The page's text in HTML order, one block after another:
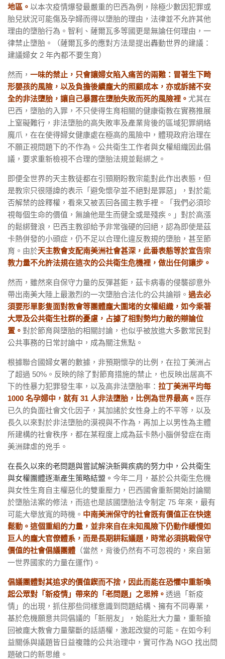
地區。 以本次疫情爆發最嚴重的巴西為例，除極少數因犯罪或
胎兒狀況可能傷及孕婦而得以墮胎的理由，法律並不允許其他
理由的墮胎行為。智利、薩爾瓦多等國更是無論任何理由，一
律禁止墮胎。（薩爾瓦多的應對方法是提出轟動世界的建議：
建議婦女 2 年內都不要生育）
然而， 一味的禁止，只會讓婦女陷入痛苦的兩難：冒著生下畸
形嬰孩的風險，以及負擔後續龐大的照顧成本，亦或訴諸不安
全的非法墮胎，讓自己暴露在墮胎失敗而死的風險裡。 尤其在
巴西，墮胎的入罪，不只使得生育相關的健康衛教在實務推展
上窒礙難行，非法墮胎的高失敗率及產業背後的區域犯罪網絡
魔爪，在在使得婦女健康處在極高的風險中，體現政府治理在
不願正視問題下的不作為。公共衛生工作者與女權組織因此倡
議，要求重新檢視不合理的墮胎法規並鬆綁之。
即便全世界的天主教徒都在引頸期盼教宗能對此作出表態，但
是教宗只很隱諱的表示「避免懷孕並不絕對是罪惡」，對於能
否解禁的詮釋權，看來又被丟回各國主教手裡。「我們必須珍
視每個生命的價值，無論他是生而健全或是殘疾。」對於高漲
的鬆綁聲浪，巴西主教卻給予非常強硬的回絕，認為即使是茲
卡熱併發的小頭症，仍不足以合理化違反教規的墮胎，甚至節
育。由於天主教會支配南美洲社會甚深，此番表態等於宣告宗
教力量不允許法規在這次的公共衛生危機裡，做出任何讓步。
然而，雖然來自保守力量的反彈甚鉅，茲卡病毒的侵襲卻意外
帶出南美大陸上最激烈的一次墮胎合法化的公共論辯。 過去必
須要形單影隻面對教會等團體龐大圍堵的女權組織，如今乘著
大眾及公共衛生社群的憂慮，占據了相對勢均力敵的辯論位
置。 對於節育與墮胎的相關討論，也似乎被放進大多數常民對
公共事務的日常討論中，成為關注焦點。
根據聯合國婦女署的數據，非預期懷孕的比例，在拉丁美洲占
了超過 50%。反映的除了對節育措施的禁止，也反映出居高不
下的性暴力犯罪發生率，以及高非法墮胎率： 拉丁美洲平均每
1000 名孕婦中，就有 31 人非法墮胎，比例為世界最高。 既存
已久的負面社會文化因子，其加諸於女性身上的不平等，以及
長久以來對於非法墮胎的漠視與不作為，再加上以男性為主體
所建構的社會秩序，都在某程度上成為茲卡熱小腦併發症在南
美洲肆虐的兇手。
在長久以來的老問題與嘗試解決新興疾病的努力中，公共衛生
與女權團體逐漸產生策略結盟。 今年二月，基於公共衛生危機
與女性生育自主權惡化的雙重壓力，巴西國會重新開始討論關
於墮胎法案的修法，而這也是該國墮胎法令制定 75 年來，最有
可能大舉放寬的時機。 中南美洲保守的社會既有價值正在快速
鬆動。這個重組的力量，並非來自在未知風險下仍動作緩慢如
巨人的龐大官僚體系，而是長期耕耘議題，時常必須挑戰保守
價值的社會倡議團體 （當然，背後仍然有不可忽視的，來自第
一世界國家的力量在運作)。
倡議團體對其追求的價值鍥而不捨，因此而能在恐懼中重新喚
起公眾對「新疫情」帶來的「老問題」之思辨。 透過「新疫
情」的出現，抓住那些同樣意識到問題結構、擁有不同專業，
基於危機願意共同倡議的「新朋友」，始能壯大力量，重新搶
回被龐大教會力量壟斷的話語權，激起改變的可能。在如今利
益關係與議題皆日益複雜的公共治理中，實可作為 NGO 找出問
題破口的新思維。